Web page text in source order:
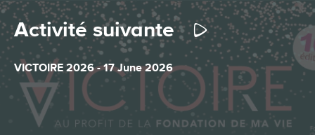
Activité suivante
VICTOIRE 2026 - 17 June 2026